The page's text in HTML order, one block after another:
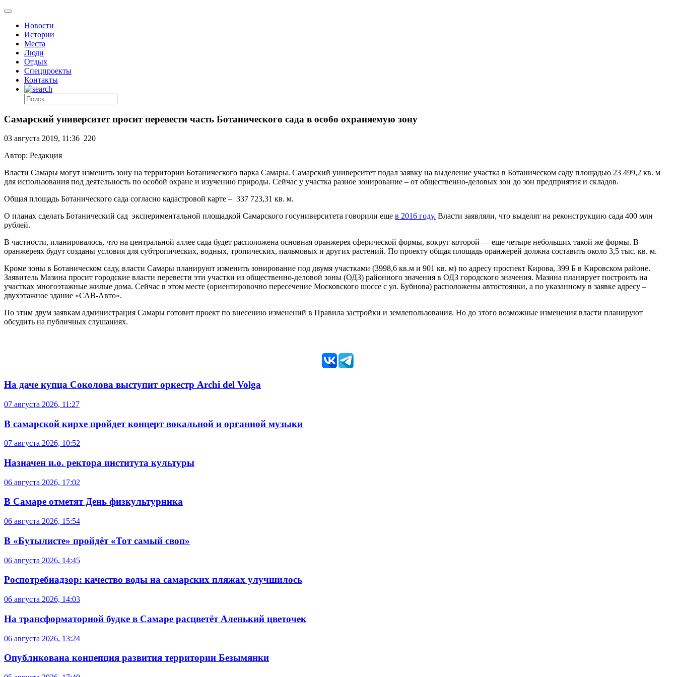
Новости
Истории
Места
Люди
Отдых
Спецпроекты
Контакты
Самарский университет просит перевести часть Ботанического сада в особо охраняемую зону
03 августа 2019, 11:36 220
Автор: Редакция
Власти Самары могут изменить зону на территории Ботанического парка Самары. Самарский университет подал заявку на выделение участка в Ботаническом саду площадью 23 499,2 кв. м
для использования под деятельность по особой охране и изучению природы. Сейчас у участка разное зонирование – от общественно-деловых зон до зон предприятия и складов.
Общая площадь Ботанического сада согласно кадастровой карте – 337 723,31 кв. м.
О планах сделать Ботанический сад экспериментальной площадкой Самарского госуниверситета говорили еще в 2016 году. Власти заявляли, что выделят на реконструкцию сада 400 млн
рублей.
В частности, планировалось, что на центральной аллее сада будет расположена основная оранжерея сферической формы, вокруг которой — еще четыре небольших такой же формы. В
оранжереях будут созданы условия для субтропических, водных, тропических, пальмовых и других растений. По проекту общая площадь оранжерей должна составить около 3,5 тыс. кв. м.
Кроме зоны в Ботаническом саду, власти Самары планируют изменить зонирование под двумя участками (3998,6 кв.м и 901 кв. м) по адресу проспект Кирова, 399 Б в Кировском районе.
Заявитель Мазина просит городские власти перевести эти участки из общественно-деловой зоны (ОДЗ) районного значения в ОДЗ городского значения. Мазина планирует построить на
участках многоэтажные жилые дома. Сейчас в этом месте (ориентировочно пересечение Московского шоссе с ул. Бубнова) расположены автостоянки, а по указанному в заявке адресу –
двухэтажное здание «САВ-Авто».
По этим двум заявкам администрация Самары готовит проект по внесению изменений в Правила застройки и землепользования. Но до этого возможные изменения власти планируют
обсудить на публичных слушаниях.
На даче купца Соколова выступит оркестр Archi del Volga
07 августа 2026, 11:27
В самарской кирхе пройдет концерт вокальной и органной музыки
07 августа 2026, 10:52
Назначен и.о. ректора института культуры
06 августа 2026, 17:02
В Самаре отметят День физкультурника
06 августа 2026, 15:54
В «Бутылисте» пройдёт «Тот самый своп»
06 августа 2026, 14:45
Роспотребнадзор: качество воды на самарских пляжах улучшилось
06 августа 2026, 14:03
На трансформаторной будке в Самаре расцветёт Аленький цветочек
06 августа 2026, 13:24
Опубликована концепция развития территории Безымянки